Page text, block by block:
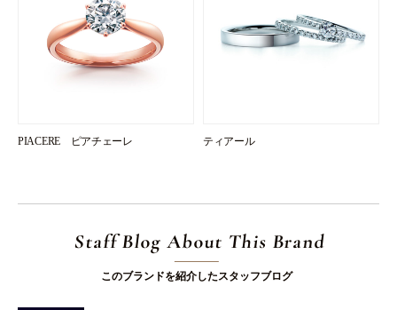
PIACERE ピアチェーレ ティアール
Staff Blog About This Brand
このブランドを紹介したスタッフブログ